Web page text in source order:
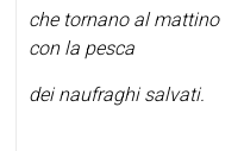
che tornano al mattino
con la pesca
dei naufraghi salvati.